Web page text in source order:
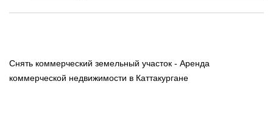
Снять коммерческий земельный участок - Аренда
коммерческой недвижимости в Каттакургане